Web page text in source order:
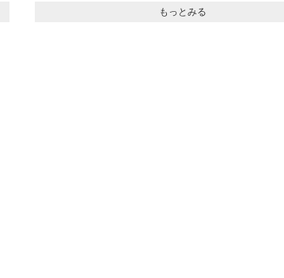
もっとみる